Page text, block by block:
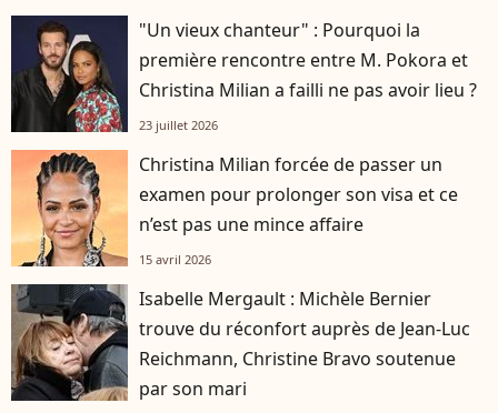
"Un vieux chanteur" : Pourquoi la
première rencontre entre M. Pokora et
Christina Milian a failli ne pas avoir lieu ?
23 juillet 2026
Christina Milian forcée de passer un
examen pour prolonger son visa et ce
n’est pas une mince affaire
15 avril 2026
Isabelle Mergault : Michèle Bernier
trouve du réconfort auprès de Jean-Luc
Reichmann, Christine Bravo soutenue
par son mari